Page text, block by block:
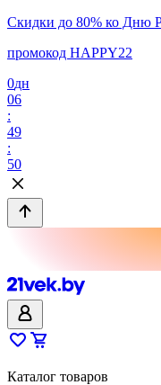
Скидки до 80% ко Дню
промокод HAPPY22
0дн
06
:
49
:
50
Каталог товаров